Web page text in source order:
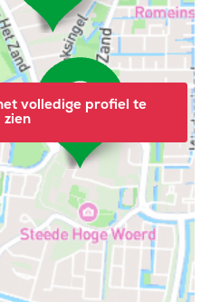
volledige profiel te
zien